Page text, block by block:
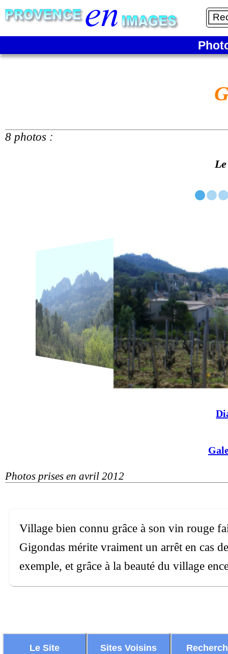
8 photos :
Photos prises en avril 2012
Village bien connu grâce à son vin rouge
Gigondas mérite vraiment un arrêt en cas
exemple, et grâce à la beauté du village
Le Site Sites Voisins